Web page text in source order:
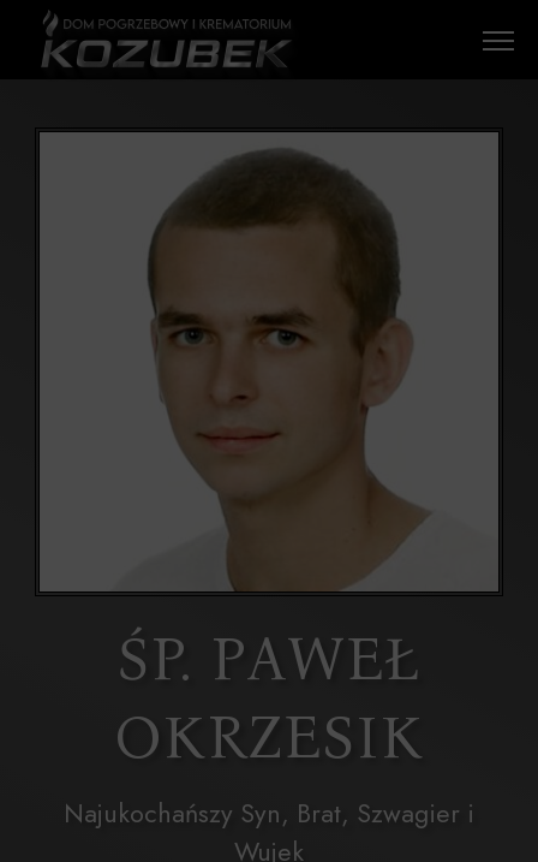
ŚP. PAWEŁ
OKRZESIK
Najukochańszy Syn, Brat, Szwagier i
Wujek